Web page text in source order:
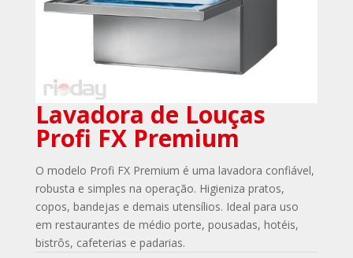
Lavadora de Louças
Profi FX Premium
O modelo Profi FX Premium é uma lavadora confiável,
robusta e simples na operação. Higieniza pratos,
copos, bandejas e demais utensílios. Ideal para uso
em restaurantes de médio porte, pousadas, hotéis,
bistrôs, cafeterias e padarias.